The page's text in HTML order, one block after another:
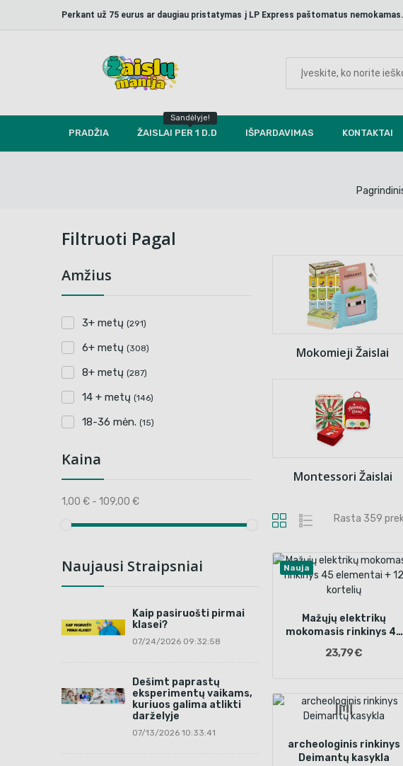
Perkant už 75 eurus ar daugiau pristatymas į LP Express paštomatus nemokamas.
PRADŽIA ŽAISLAI PER 1 D.D
Sandėlyje!
IŠPARDAVIMAS KONTAKTAI
Filtruoti Pagal
Amžius
3+ metų (291)
6+ metų (308)
8+ metų (287)
14 + metų (146)
18-36 mėn. (15)
Kaina
1,00 € - 109,00 €
Naujausi Straipsniai
Kaip pasiruošti pirmai
klasei?
07/24/2026 09:32:58
Dešimt paprastų
eksperimentų vaikams,
kuriuos galima atlikti
darželyje
07/13/2026 10:33:41
Mokomieji Žaislai
Montessori Žaislai
Rasta 359
Nauja
Mažųjų elektrikų
mokomasis rinkinys 45
23,79 €
archeologinis rinkinys
Deimantų kasykla